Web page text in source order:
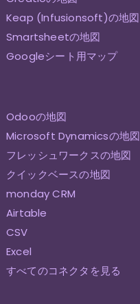
Keap (Infusionsoft)の地図
Smartsheetの地図
Googleシート用マップ
Odooの地図
Microsoft Dynamicsの地図
フレッシュワークスの地図
クイックベースの地図
monday CRM
Airtable
CSV
Excel
すべてのコネクタを見る